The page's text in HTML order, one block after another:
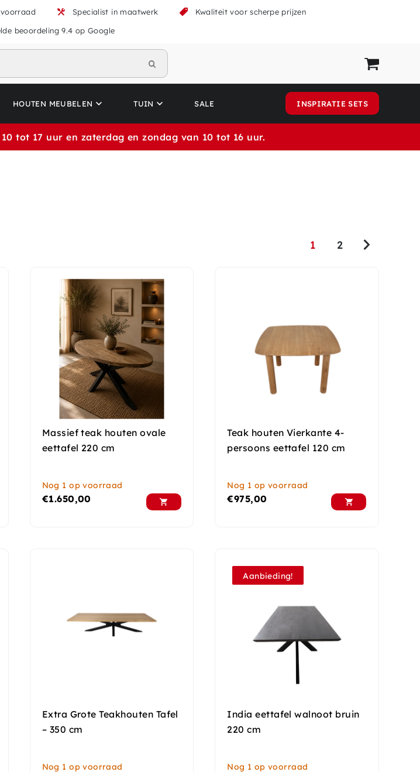
Specialist in maatwerk
Kwaliteit voor scherpe prijzen
beoordeling 9.4 op Google
HOUTEN MEUBELEN TUIN SALE INSPIRATIE SETS
tot 17 uur en zaterdag en zondag van 10 tot 16 uur.
1 2
Massief teak houten ovale
eettafel 220 cm
Nog 1 op voorraad
€1.650,00
Teak houten Vierkante 4-
persoons eettafel 120 cm
Nog 1 op voorraad
€975,00
Extra Grote Teakhouten Tafel
– 350 cm
Nog 1 op voorraad
Aanbieding!
India eettafel walnoot bruin
220 cm
Nog 1 op voorraad